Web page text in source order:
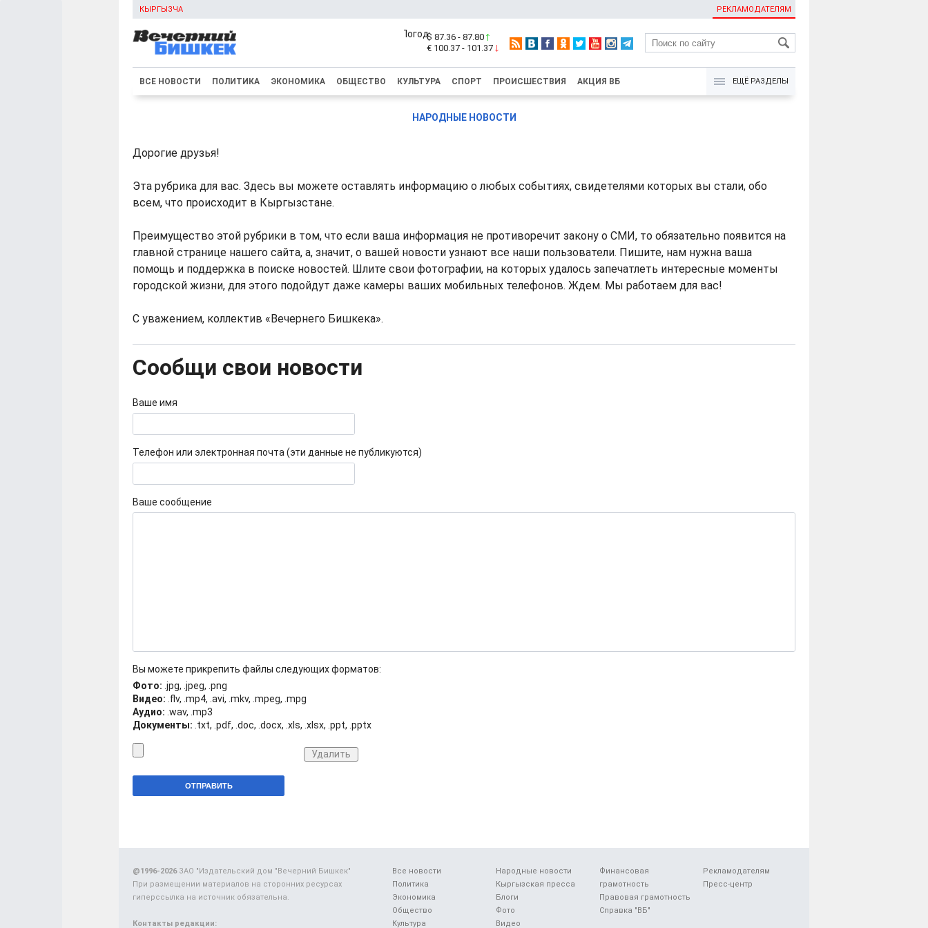
КЫРГЫЗЧА РЕКЛАМОДАТЕЛЯМ
KG
$ 87.36 - 87.80
€ 100.37 - 101.37
ВСЕ НОВОСТИ ПОЛИТИКА ЭКОНОМИКА ОБЩЕСТВО КУЛЬТУРА СПОРТ ПРОИСШЕСТВИЯ АКЦИЯ ВБ ЕЩЁ РАЗДЕЛЫ
НАРОДНЫЕ НОВОСТИ
Дорогие друзья!
Эта рубрика для вас. Здесь вы можете оставлять информацию о любых событиях, свидетелями которых вы стали, обо
всем, что происходит в Кыргызстане.
Преимущество этой рубрики в том, что если ваша информация не противоречит закону о СМИ, то обязательно появится на
главной странице нашего сайта, а, значит, о вашей новости узнают все наши пользователи. Пишите, нам нужна ваша
помощь и поддержка в поиске новостей. Шлите свои фотографии, на которых удалось запечатлеть интересные моменты
городской жизни, для этого подойдут даже камеры ваших мобильных телефонов. Ждем. Мы работаем для вас!
С уважением, коллектив «Вечернего Бишкека».
Сообщи свои новости
Ваше имя
Телефон или электронная почта (эти данные не публикуются)
Ваше сообщение
Вы можете прикрепить файлы следующих форматов:
Фото: .jpg, .jpeg, .png
Видео: .flv, .mp4, .avi, .mkv, .mpeg, .mpg
Аудио: .wav, .mp3
Документы: .txt, .pdf, .doc, .docx, .xls, .xlsx, .ppt, .pptx
Удалить
Все новости
Политика
Экономика
Общество
Культура
Народные новости
Кыргызская пресса
Блоги
Фото
Видео
Финансовая
грамотность
Правовая грамотность
Справка "ВБ"
Рекламодателям
Пресс-центр
@1996-2026ЗАО "Издательский дом "Вечерний Бишкек"
При размещении материалов на сторонних ресурсах
гиперссылка на источник обязательна.
Контакты редакции: